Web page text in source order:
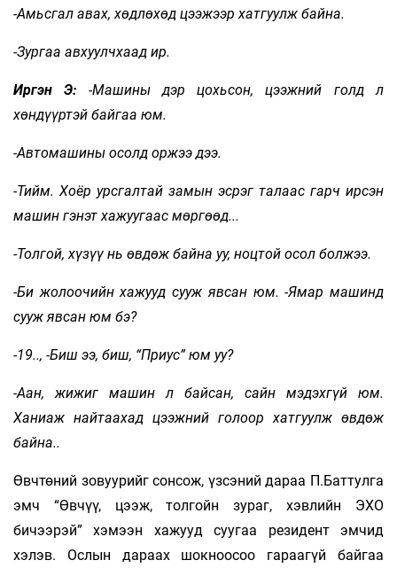
-Амьсгал авах, хөдлөхөд цээжээр хатгуулж байна.
-Зургаа авхуулчхаад ир.
Иргэн Э: -Машины дэр цохьсон, цээжний голд л
хөндүүртэй байгаа юм.
-Автомашины осолд оржээ дээ.
-Тийм. Хоёр урсгалтай замын эсрэг талаас гарч ирсэн
машин гэнэт хажуугаас мөргөөд...
-Толгой, хүзүү нь өвдөж байна уу, ноцтой осол болжээ.
-Би жолоочийн хажууд сууж явсан юм. -Ямар машинд
сууж явсан юм бэ?
-19.., -Биш ээ, биш, “Приус” юм уу?
-Аан, жижиг машин л байсан, сайн мэдэхгүй юм.
Ханиаж найтаахад цээжний голоор хатгуулж өвдөж
байна..
Өвчтөний зовуурийг сонсож, үзсэний дараа П.Баттулга
эмч “Өвчүү, цээж, толгойн зураг, хэвлийн ЭХО
бичээрэй” хэмээн хажууд суугаа резидент эмчид
хэлэв. Ослын дараах шокноосоо гараагүй байгаа